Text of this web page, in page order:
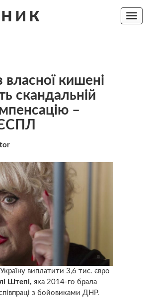
Toggle
власної кишені
скандальній
–
виплатити 3,6 тис. євро
Штепі, яка 2014-го брала
з бойовиками ДНР.